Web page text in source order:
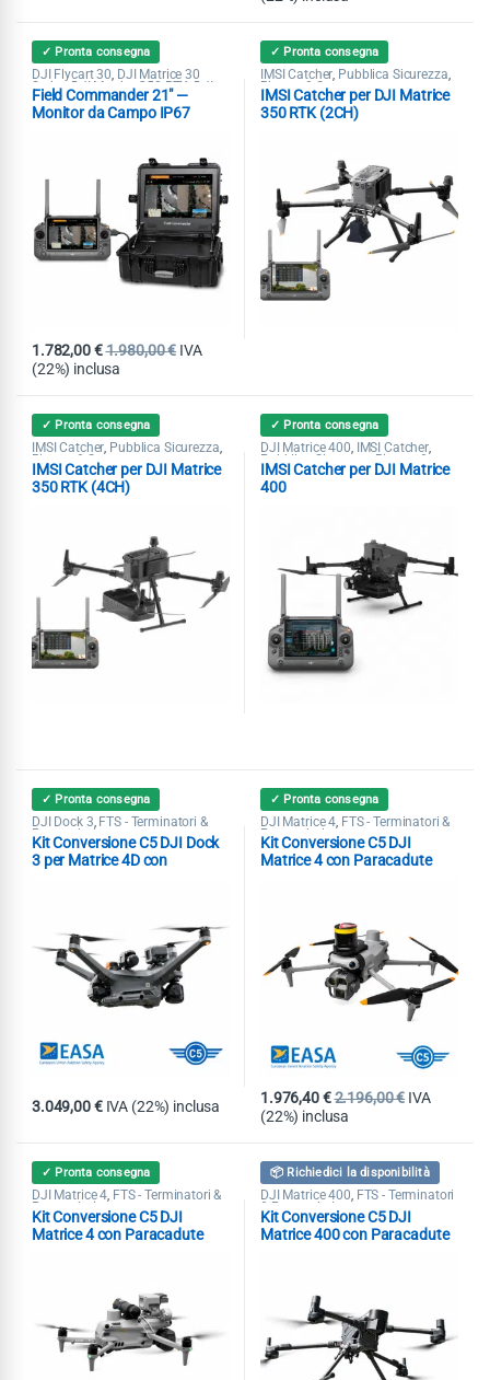
✓ Pronta consegna
DJI Flycart 30, DJI Matrice 30
Series,DJI Matrice 350 RTK DJI
Matrice 400,DJI Matrice 4T
Mavic 3 Enterprise,DJI Mavic 3
Multispectral ,Droni Professionali
Field Commander 21″ —
Monitor da Campo IP67
1.782,00€1.980,00€ IVA
(22%) inclusa
✓ Pronta consegna
IMSI Catcher, Pubblica Sicurezza,
Ricerca & Soccorso
IMSI Catcher per DJI Matrice
350 RTK (2CH)
✓ Pronta consegna
IMSI Catcher, Pubblica Sicurezza,
Ricerca & Soccorso
IMSI Catcher per DJI Matrice
350 RTK (4CH)
✓ Pronta consegna
DJI Matrice 400, IMSI Catcher,
Pubblica Sicurezza ,Ricerca &
Soccorso
IMSI Catcher per DJI Matrice
400
✓ Pronta consegna
DJI Dock 3 FTS - Terminatori &
Paracaduti
Kit Conversione C5 DJI Dock
3 per Matrice 4D con
3.049,00€ IVA (22%) inclusa
✓ Pronta consegna
DJI Matrice 4 FTS - Terminatori &
Paracaduti
Kit Conversione C5 DJI
Matrice 4 con Paracadute
1.976,40€2.196,00€ IVA
(22%) inclusa
✓ Pronta consegna
DJI Matrice 4, FTS - Terminatori &
Paracaduti
Kit Conversione C5 DJI
Matrice 4 con Paracadute
📦 Richiedici la disponibilità
DJI Matrice 400, FTS - Terminatori
& Paracaduti
Kit Conversione C5 DJI
Matrice 400 con Paracadute